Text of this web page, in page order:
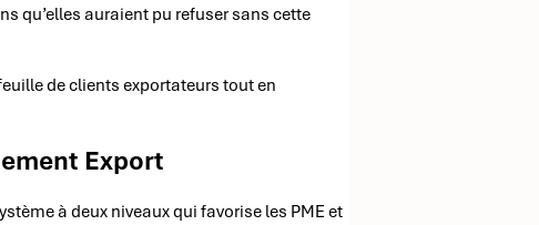
qu’elles auraient pu refuser sans cette
de clients exportateurs tout en
Export
à deux niveaux qui favorise les PME et